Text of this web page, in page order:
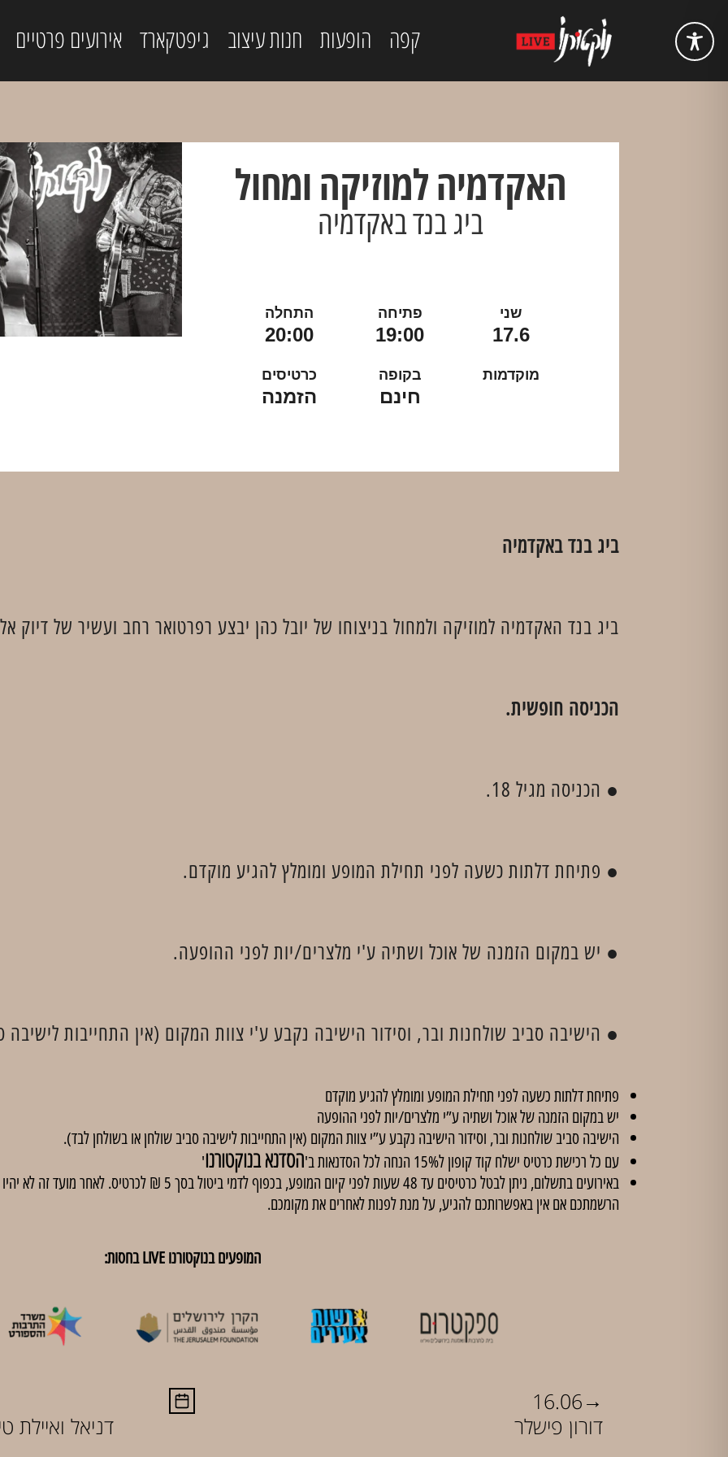
קפה הופעות חנות עיצוב גיפטקארד אירועים פרטיים
האקדמיה למוזיקה ומחול
ביג בנד באקדמיה
שני
17.6
פתיחה
19:00
התחלה
20:00
מוקדמות בקופה
חינם
כרטיסים
הזמנה
ביג בנד באקדמיה
ביג בנד האקדמיה למוזיקה ולמחול בניצוחו של יובל כהן יבצע רפרטואר רחב ועשיר של דיוק
הכניסה חופשית.
● הכניסה מגיל 18.
● פתיחת דלתות כשעה לפני תחילת המופע ומומלץ להגיע מוקדם.
● יש במקום הזמנה של אוכל ושתיה ע'י מלצרים/יות לפני ההופעה.
● הישיבה סביב שולחנות ובר, וסידור הישיבה נקבע ע'י צוות המקום (אין התחייבות לישיבה
פתיחת דלתות כשעה לפני תחילת המופע ומומלץ להגיע מוקדם
יש במקום הזמנה של אוכל ושתיה ע”י מלצרים/יות לפני ההופעה
הישיבה סביב שולחנות ובר, וסידור הישיבה נקבע ע”י צוות המקום (אין התחייבות לישיבה סביב שולחן או בשולחן לבד).
עם כל רכישת כרטיס ישלח קוד קופון ל15% הנחה לכל הסדנאות ב'
הסדנא בנוקטורנו'
באירועים בתשלום, ניתן לבטל כרטיסים עד 48 שעות לפני קיום המופע,
הרשמתכם אם אין באפשרותכם להגיע, על מנת לפנות לאחרים את מקומכם.
המופעים בנוקטורנו LIVE בחסות:
דניאל ואיילת
16.06→
דורון פישלר